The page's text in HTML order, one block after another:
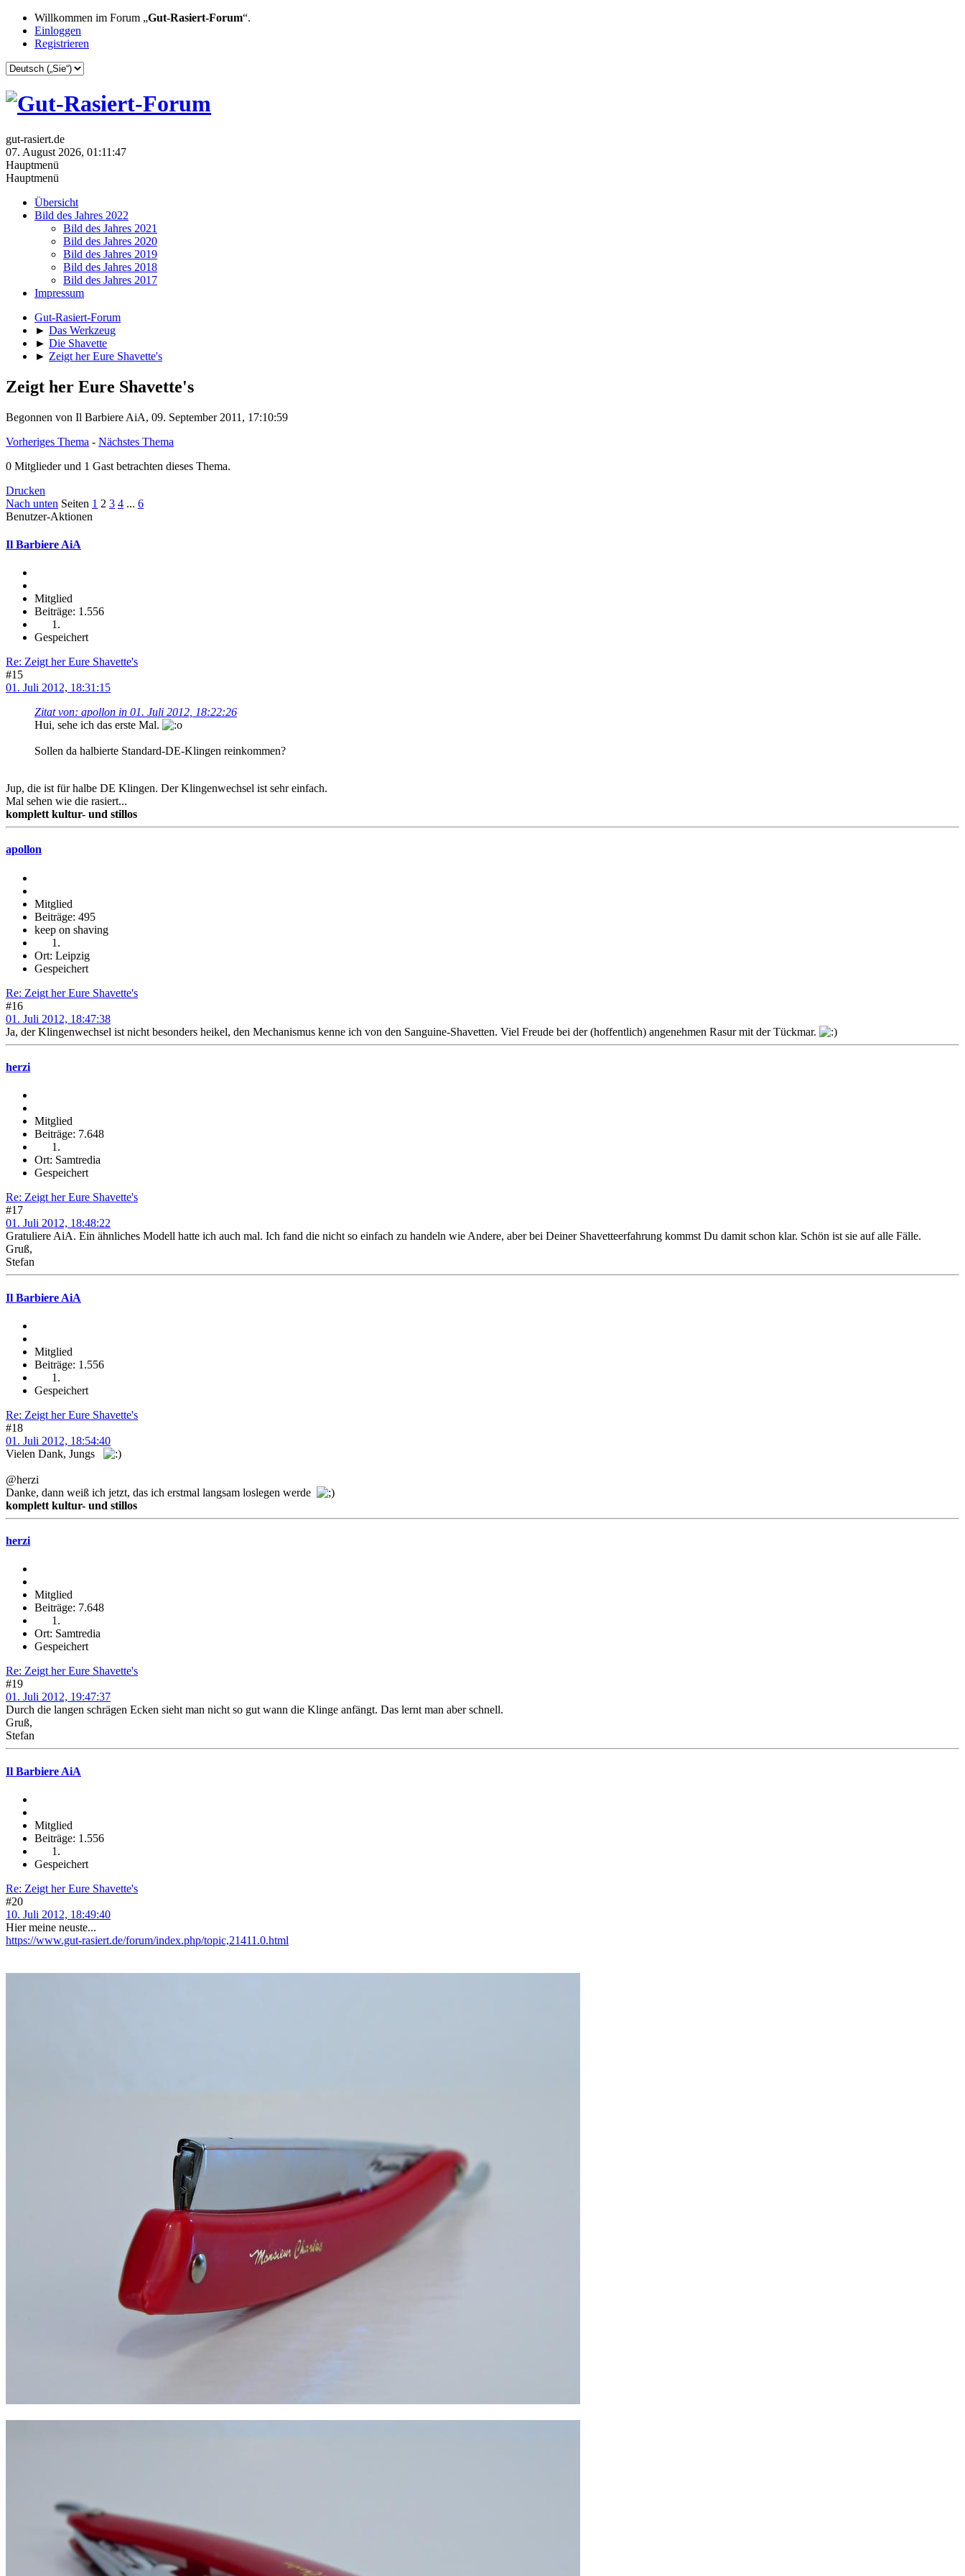
Willkommen im Forum „Gut-Rasiert-Forum“.
Einloggen
Registrieren
gut-rasiert.de
07. August 2026, 01:11:47
Hauptmenü
Hauptmenü
Übersicht
Bild des Jahres 2022
Bild des Jahres 2021
Bild des Jahres 2020
Bild des Jahres 2019
Bild des Jahres 2018
Bild des Jahres 2017
Impressum
Gut-Rasiert-Forum
► Das Werkzeug
► Die Shavette
► Zeigt her Eure Shavette's
Zeigt her Eure Shavette's
Begonnen von Il Barbiere AiA, 09. September 2011, 17:10:59
Vorheriges Thema - Nächstes Thema
0 Mitglieder und 1 Gast betrachten dieses Thema.
Drucken
Nach unten Seiten 1 2 3 4 ... 6
Benutzer-Aktionen
Il Barbiere AiA
Mitglied
Beiträge: 1.556
Gespeichert
Re: Zeigt her Eure Shavette's
#15
01. Juli 2012, 18:31:15
Zitat von: apollon in 01. Juli 2012, 18:22:26
Hui, sehe ich das erste Mal.
Sollen da halbierte Standard-DE-Klingen reinkommen?
Jup, die ist für halbe DE Klingen. Der Klingenwechsel ist sehr einfach.
Mal sehen wie die rasiert...
komplett kultur- und stillos
apollon
Mitglied
Beiträge: 495
keep on shaving
Ort: Leipzig
Gespeichert
Re: Zeigt her Eure Shavette's
#16
01. Juli 2012, 18:47:38
Ja, der Klingenwechsel ist nicht besonders heikel, den Mechanismus kenne ich von den Sanguine-Shavetten. Viel Freude bei der (hoffentlich) angenehmen Rasur mit der Tückmar.
herzi
Mitglied
Beiträge: 7.648
Ort: Samtredia
Gespeichert
Re: Zeigt her Eure Shavette's
#17
01. Juli 2012, 18:48:22
Gratuliere AiA. Ein ähnliches Modell hatte ich auch mal. Ich fand die nicht so einfach zu handeln wie Andere, aber bei Deiner Shavetteerfahrung kommst Du damit schon klar. Schön ist sie auf alle Fälle.
Gruß,
Stefan
Il Barbiere AiA
Mitglied
Beiträge: 1.556
Gespeichert
Re: Zeigt her Eure Shavette's
#18
01. Juli 2012, 18:54:40
Vielen Dank, Jungs
@herzi
Danke, dann weiß ich jetzt, das ich erstmal langsam loslegen werde
komplett kultur- und stillos
herzi
Mitglied
Beiträge: 7.648
Ort: Samtredia
Gespeichert
Re: Zeigt her Eure Shavette's
#19
01. Juli 2012, 19:47:37
Durch die langen schrägen Ecken sieht man nicht so gut wann die Klinge anfängt. Das lernt man aber schnell.
Gruß,
Stefan
Il Barbiere AiA
Mitglied
Beiträge: 1.556
Gespeichert
Re: Zeigt her Eure Shavette's
#20
10. Juli 2012, 18:49:40
Hier meine neuste...
https://www.gut-rasiert.de/forum/index.php/topic,21411.0.html